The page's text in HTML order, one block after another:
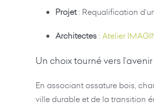
Projet: Requalification
Architectes: Atelier
Un choix tourné vers l’avenir
En associant ossature bois,
ville durable et de la transition